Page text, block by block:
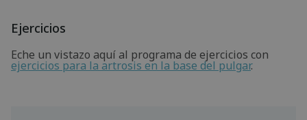
Ejercicios
Eche un vistazo aquí al programa de ejercicios con
ejercicios para la artrosis en la base del pulgar.